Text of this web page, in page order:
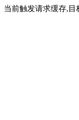
当前触发请求缓存,